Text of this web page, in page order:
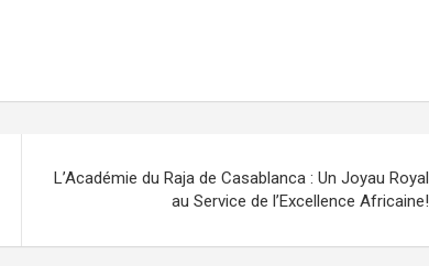
L’Académie du Raja de Casablanca : Un Joyau Royal
au Service de l’Excellence Africaine!